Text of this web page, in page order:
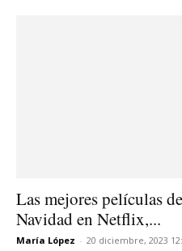
Las mejores películas
Navidad en Netflix,...
María López - 20 diciembre, 2023